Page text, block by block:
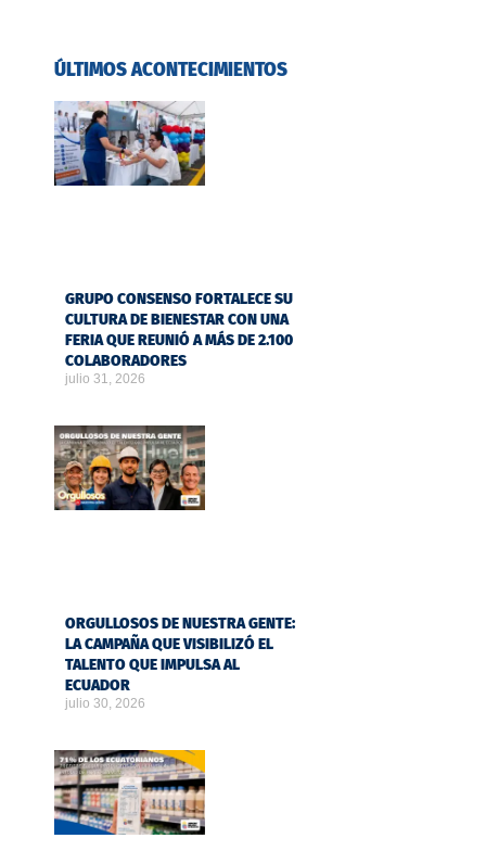
ÚLTIMOS ACONTECIMIENTOS
GRUPO CONSENSO FORTALECE SU
CULTURA DE BIENESTAR CON UNA
FERIA QUE REUNIÓ A MÁS DE 2.100
COLABORADORES
julio 31, 2026
ORGULLOSOS DE NUESTRA GENTE:
LA CAMPAÑA QUE VISIBILIZÓ EL
TALENTO QUE IMPULSA AL
ECUADOR
julio 30, 2026